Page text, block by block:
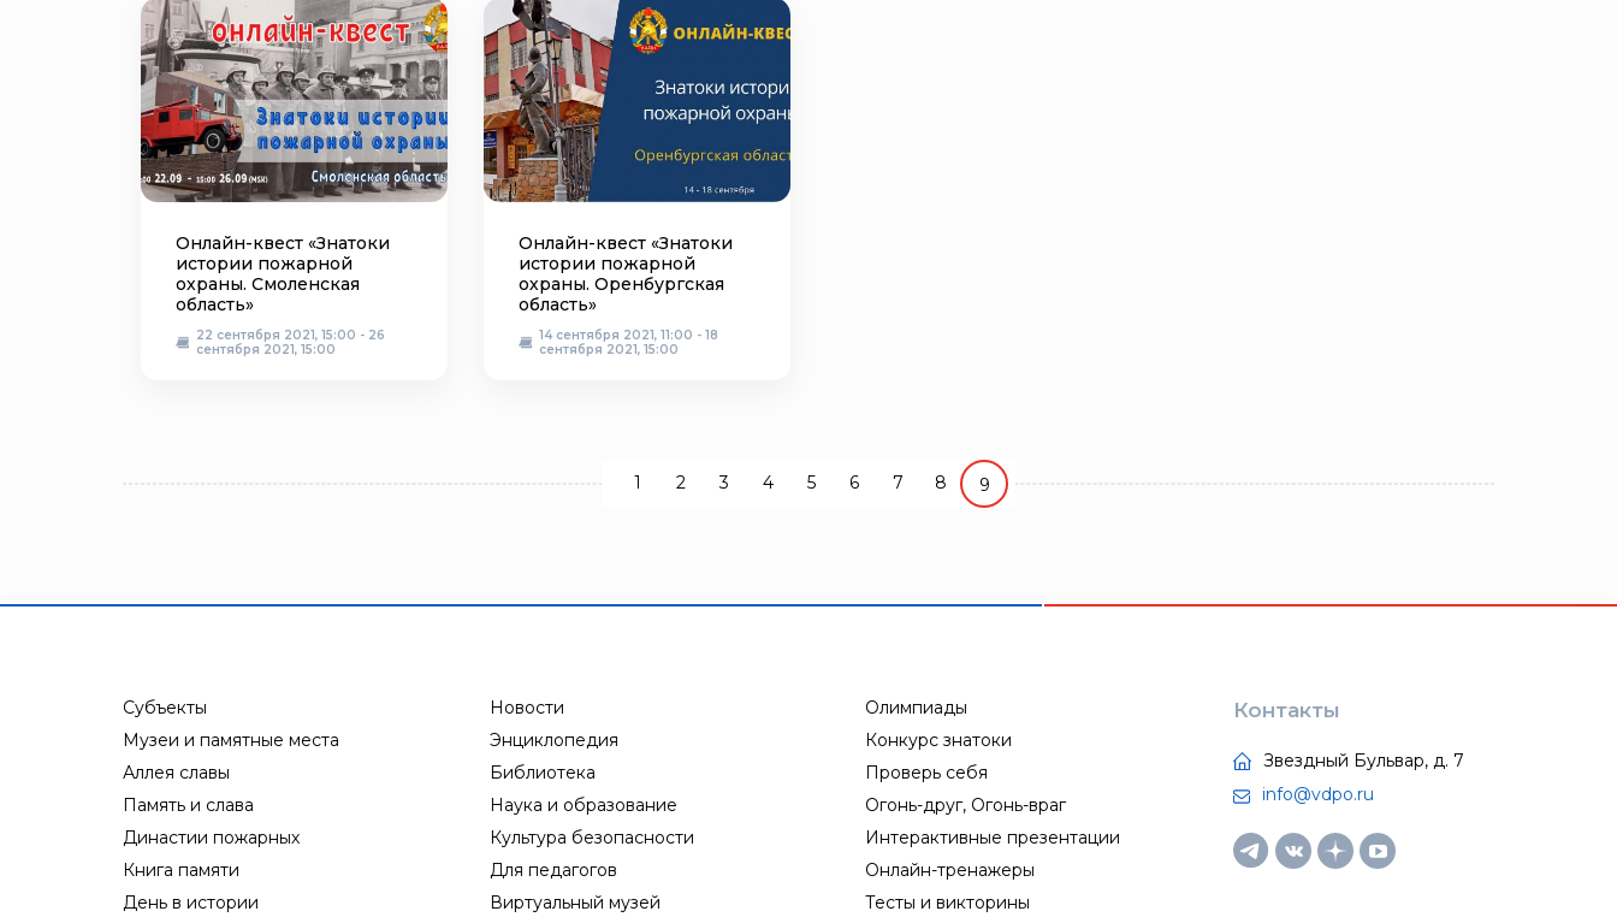
Онлайн-квест «Знатоки
истории пожарной
охраны. Смоленская
область»
22 сентября 2021, 15:00 - 26
сентября 2021, 15:00
Онлайн-квест «Знатоки
истории пожарной
охраны. Оренбургская
область»
14 сентября 2021, 11:00 - 18
сентября 2021, 15:00
1 2 3 4 5 6 7 8 9
Субъекты
Музеи и памятные места
Аллея славы
Память и слава
Династии пожарных
Книга памяти
День в истории
Новости
Энциклопедия
Библиотека
Наука и образование
Культура безопасности
Для педагогов
Виртуальный музей
Олимпиады
Конкурс знатоки
Проверь себя
Огонь-друг, Огонь-враг
Интерактивные презентации
Онлайн-тренажеры
Тесты и викторины
Контакты
Звездный Бульвар, д. 7
info@vdpo.ru